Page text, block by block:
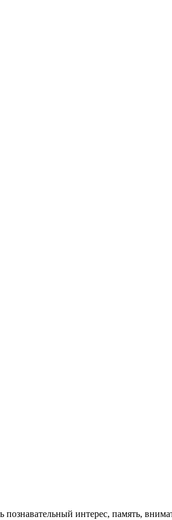
интерес, память,